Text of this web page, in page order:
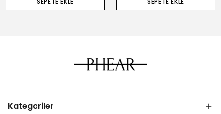
SEPETE EKLE SEPETE EKLE
Kategoriler